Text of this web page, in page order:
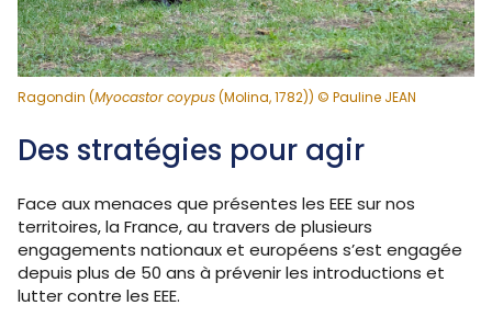
Ragondin (Myocastor coypus(Molina, 1782)) © Pauline JEAN
Des stratégies pour agir
Face aux menaces que présentes les EEE sur nos
territoires, la France, au travers de plusieurs
engagements nationaux et européens s’est engagée
depuis plus de 50 ans à prévenir les introductions et
lutter contre les EEE.